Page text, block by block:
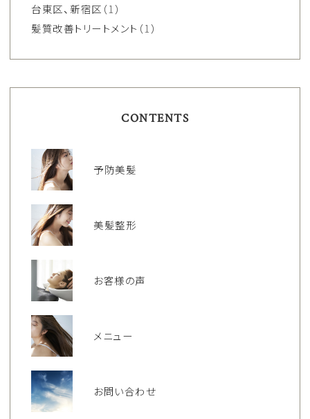
台東区、新宿区 （1）
髪質改善トリートメント （1）
CONTENTS
予防美髪
美髪整形
お客様の声
メニュー
お問い合わせ